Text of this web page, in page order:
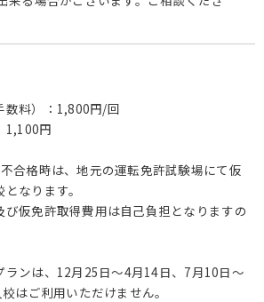
料）：1,800円/回
1,100円
合格時は、地元の運転免許試験場にて仮
なります。
び仮免許取得費用は自己負担となりますの
ンは、12月25日～4月14日、7月10日～
はご利用いただけません。